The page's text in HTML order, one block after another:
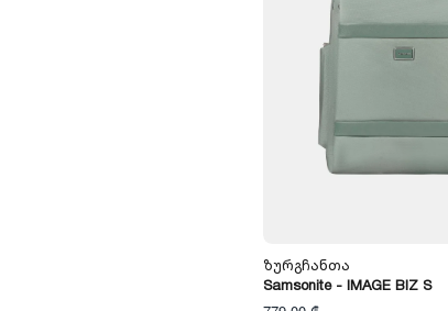
Ზურგჩანთა
Samsonite - IMAGE BIZ S